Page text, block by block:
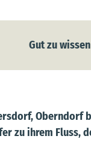
Gut zu wissen
Oberndorf
zu ihrem Fluss,